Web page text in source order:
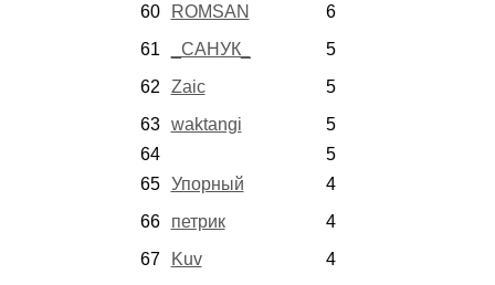
60
ROMSAN
6
61
_САНУК_
5
62
Zaic
5
63
waktangi
5
64
5
65
Упорный
4
66
петрик
4
67
Kuv
4